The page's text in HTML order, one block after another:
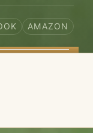
AMAZON